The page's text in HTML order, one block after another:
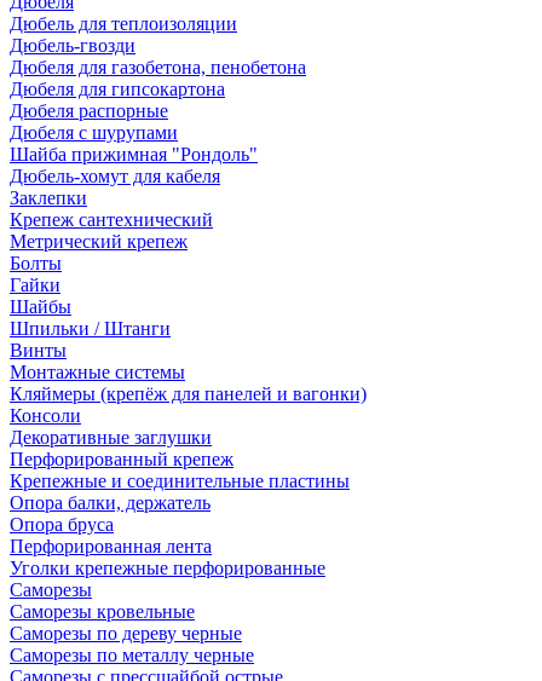
Дюбель для теплоизоляции
Дюбель-гвозди
Дюбеля для газобетона, пенобетона
Дюбеля для гипсокартона
Дюбеля распорные
Дюбеля с шурупами
Шайба прижимная "Рондоль"
Дюбель-хомут для кабеля
Заклепки
Крепеж сантехнический
Метрический крепеж
Болты
Гайки
Шайбы
Шпильки / Штанги
Винты
Монтажные системы
Кляймеры (крепёж для панелей и вагонки)
Консоли
Декоративные заглушки
Перфорированный крепеж
Крепежные и соединительные пластины
Опора балки, держатель
Опора бруса
Перфорированная лента
Уголки крепежные перфорированные
Саморезы
Саморезы кровельные
Саморезы по дереву черные
Саморезы по металлу черные
Саморезы с прессшайбой острые